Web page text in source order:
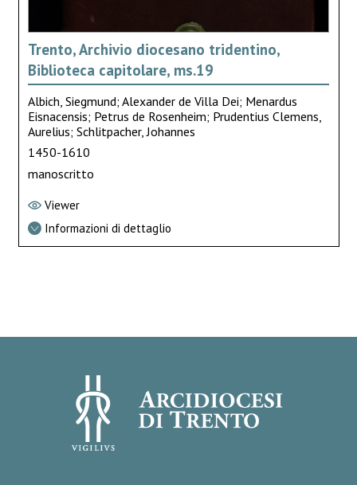
Trento, Archivio diocesano tridentino,
Biblioteca capitolare, ms.19
Albich, Siegmund; Alexander de Villa Dei; Menardus
Eisnacensis; Petrus de Rosenheim; Prudentius Clemens,
Aurelius; Schlitpacher, Johannes
1450-1610
manoscritto
Viewer
Informazioni di dettaglio